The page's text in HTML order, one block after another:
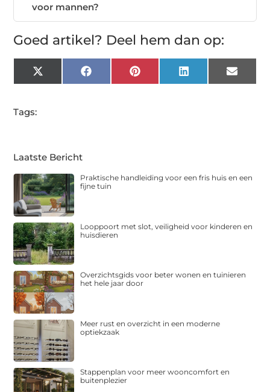
voor mannen?
Goed artikel? Deel hem dan op:
X
(Twitter)
FacebookPinterest LinkedIn Email
Tags:
Laatste Bericht
Praktische handleiding voor een fris huis en een
fijne tuin
Looppoort met slot, veiligheid voor kinderen en
huisdieren
Overzichtsgids voor beter wonen en tuinieren
het hele jaar door
Meer rust en overzicht in een moderne
optiekzaak
Stappenplan voor meer wooncomfort en
buitenplezier